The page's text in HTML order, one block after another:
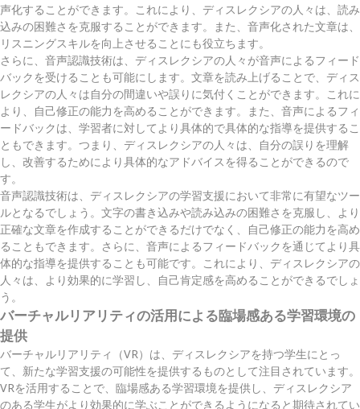
声化することができます。これにより、ディスレクシアの人々は、読み
込みの困難さを克服することができます。また、音声化された文章は、
リスニングスキルを向上させることにも役立ちます。
さらに、音声認識技術は、ディスレクシアの人々が音声によるフィード
バックを受けることも可能にします。文章を読み上げることで、ディス
レクシアの人々は自分の間違いや誤りに気付くことができます。これに
より、自己修正の能力を高めることができます。また、音声によるフィ
ードバックは、学習者に対してより具体的で具体的な指導を提供するこ
ともできます。つまり、ディスレクシアの人々は、自分の誤りを理解
し、改善するためにより具体的なアドバイスを得ることができるので
す。
音声認識技術は、ディスレクシアの学習支援において非常に有望なツー
ルとなるでしょう。文字の書き込みや読み込みの困難さを克服し、より
正確な文章を作成することができるだけでなく、自己修正の能力を高め
ることもできます。さらに、音声によるフィードバックを通じてより具
体的な指導を提供することも可能です。これにより、ディスレクシアの
人々は、より効果的に学習し、自己肯定感を高めることができるでしょ
う。
バーチャルリアリティの活用による臨場感ある学習環境の
提供
バーチャルリアリティ（VR）は、ディスレクシアを持つ学生にとっ
て、新たな学習支援の可能性を提供するものとして注目されています。
VRを活用することで、臨場感ある学習環境を提供し、ディスレクシア
のある学生がより効果的に学ぶことができるようになると期待されてい